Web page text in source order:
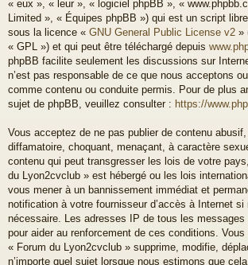
« eux », « leur », « logiciel phpBB », «
Limited », « Équipes phpBB ») qui est un script
sous la licence « GNU General Public License v2 »
« GPL ») et qui peut être téléchargé depuis
phpBB facilite seulement les discussions sur
n’est pas responsable de ce que nous acceptons
comme contenu ou conduite permis. Pour de plus
sujet de phpBB, veuillez consulter : https://
Vous acceptez de ne pas publier de contenu
diffamatoire, choquant, menaçant, à caractère
contenu qui peut transgresser les lois de votre
du Lyon2cvclub » est hébergé ou les lois
vous mener à un bannissement immédiat et
notification à votre fournisseur d’accès à Internet si
nécessaire. Les adresses IP de tous les messages
pour aider au renforcement de ces conditions.
« Forum du Lyon2cvclub » supprime, modifie,
n’importe quel sujet lorsque nous estimons que